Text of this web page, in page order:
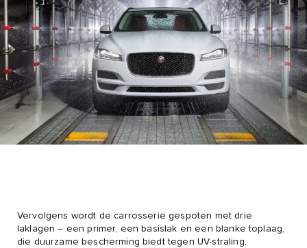
Vervolgens wordt de carrosserie gespoten met drie
laklagen – een primer, een basislak en een blanke toplaag,
die duurzame bescherming biedt tegen UV-straling,